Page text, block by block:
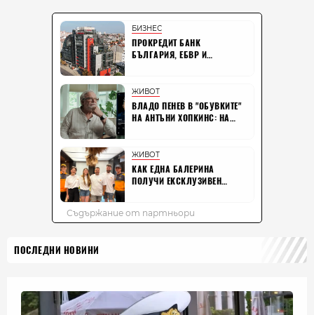
ПОСЛЕДНИ НОВИНИ